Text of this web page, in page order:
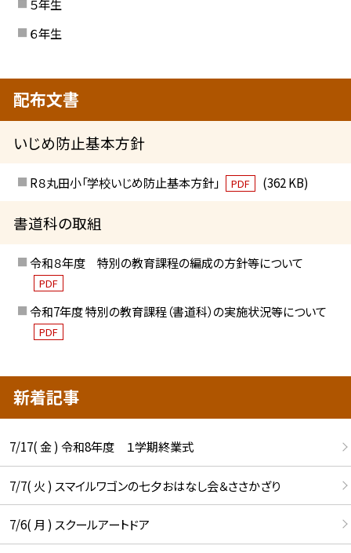
５年生
６年生
配布文書
いじめ防止基本方針
R８丸田小「学校いじめ防止基本方針」 PDF (362 KB)
書道科の取組
令和８年度 特別の教育課程の編成の方針等について
PDF
令和7年度 特別の教育課程（書道科）の実施状況等について
PDF
新着記事
7/17( 金 ) 令和8年度 １学期終業式
7/7( 火 ) スマイルワゴンの七夕おはなし会＆ささかざり
7/6( 月 ) スクールアートドア